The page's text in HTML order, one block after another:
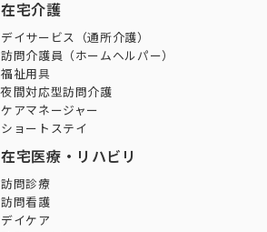
在宅介護
デイサービス（通所介護）
訪問介護員（ホームヘルパー）
福祉用具
夜間対応型訪問介護
ケアマネージャー
ショートステイ
在宅医療・リハビリ
訪問診療
訪問看護
デイケア